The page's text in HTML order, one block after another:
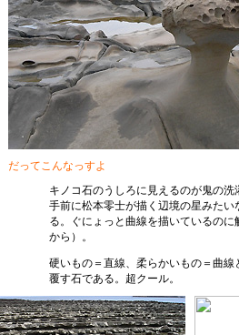
だってこんなっすよ
キノコ石のうしろに見えるのが鬼の洗
手前に松本零士が描く辺境の星みたい
る。ぐにょっと曲線を描いているのに
から）。
硬いもの＝直線、柔らかいもの＝曲線
覆す石である。超クール。